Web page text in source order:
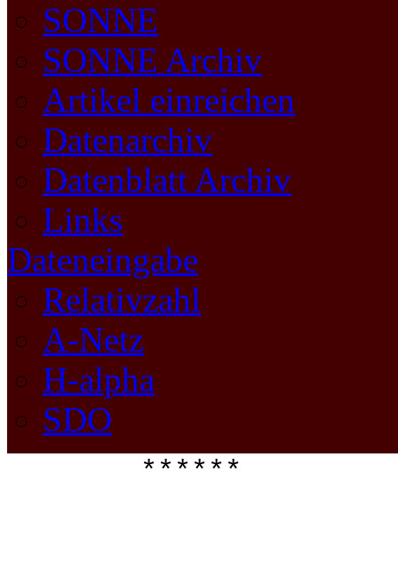
SONNE
SONNE Archiv
Artikel einreichen
Datenarchiv
Datenblatt Archiv
Links
Dateneingabe
Relativzahl
A-Netz
H-alpha
SDO
******